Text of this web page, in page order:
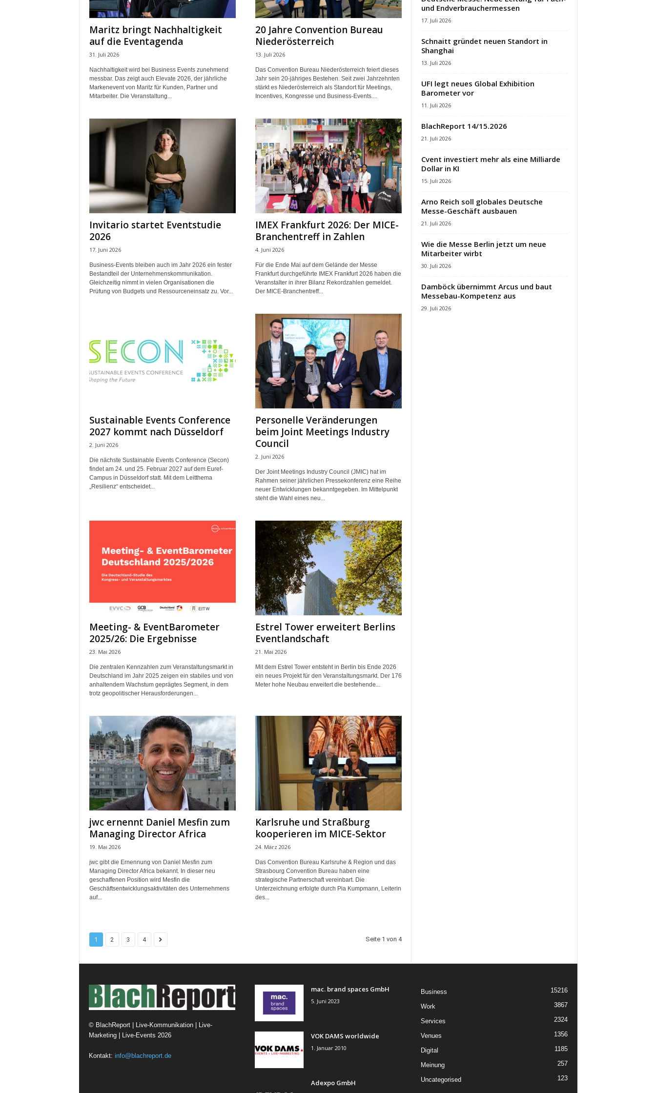
Maritz bringt Nachhaltigkeit
auf die Eventagenda
31. Juli 2026
Nachhaltigkeit wird bei Business Events zunehmend
messbar. Das zeigt auch Elevate 2026, der jährliche
Markenevent von Maritz für Kunden, Partner und
Mitarbeiter. Die Veranstaltung...
20 Jahre Convention Bureau
Niederösterreich
13. Juli 2026
Das Convention Bureau Niederösterreich feiert dieses
Jahr sein 20-jähriges Bestehen. Seit zwei Jahrzehnten
stärkt es Niederösterreich als Standort für Meetings,
Incentives, Kongresse und Business-Events....
Invitario startet Eventstudie
2026
17. Juni 2026
Business-Events bleiben auch im Jahr 2026 ein fester
Bestandteil der Unternehmenskommunikation.
Gleichzeitig nimmt in vielen Organisationen die
Prüfung von Budgets und Ressourceneinsatz zu. Vor...
IMEX Frankfurt 2026: Der MICE-
Branchentreff in Zahlen
4. Juni 2026
Für die Ende Mai auf dem Gelände der Messe
Frankfurt durchgeführte IMEX Frankfurt 2026 haben die
Veranstalter in ihrer Bilanz Rekordzahlen gemeldet.
Der MICE-Branchentreff...
Sustainable Events Conference
2027 kommt nach Düsseldorf
2. Juni 2026
Die nächste Sustainable Events Conference (Secon)
findet am 24. und 25. Februar 2027 auf dem Euref-
Campus in Düsseldorf statt. Mit dem Leitthema
„Resilienz“ entscheidet...
Personelle Veränderungen
beim Joint Meetings Industry
Council
2. Juni 2026
Der Joint Meetings Industry Council (JMIC) hat im
Rahmen seiner jährlichen Pressekonferenz eine Reihe
neuer Entwicklungen bekanntgegeben. Im Mittelpunkt
steht die Wahl eines neu...
Meeting- & EventBarometer
2025/26: Die Ergebnisse
23. Mai 2026
Die zentralen Kennzahlen zum Veranstaltungsmarkt in
Deutschland im Jahr 2025 zeigen ein stabiles und von
anhaltendem Wachstum geprägtes Segment, in dem
trotz geopolitischer Herausforderungen...
Estrel Tower erweitert Berlins
Eventlandschaft
21. Mai 2026
Mit dem Estrel Tower entsteht in Berlin bis Ende 2026
ein neues Projekt für den Veranstaltungsmarkt. Der 176
Meter hohe Neubau erweitert die bestehende...
jwc ernennt Daniel Mesfin zum
Managing Director Africa
19. Mai 2026
jwc gibt die Ernennung von Daniel Mesfin zum
Managing Director Africa bekannt. In dieser neu
geschaffenen Position wird Mesfin die
Geschäftsentwicklungsaktivitäten des Unternehmens
auf...
Karlsruhe und Straßburg
kooperieren im MICE-Sektor
24. März 2026
Das Convention Bureau Karlsruhe & Region und das
Strasbourg Convention Bureau haben eine
strategische Partnerschaft vereinbart. Die
Unterzeichnung erfolgte durch Pia Kumpmann, Leiterin
des...
1 2 3 4 Seite 1 von 4
und Endverbrauchermessen
17. Juli 2026
Schnaitt gründet neuen Standort in
Shanghai
13. Juli 2026
UFI legt neues Global Exhibition
Barometer vor
11. Juli 2026
BlachReport 14/15.2026
21. Juli 2026
Cvent investiert mehr als eine Milliarde
Dollar in KI
15. Juli 2026
Arno Reich soll globales Deutsche
Messe-Geschäft ausbauen
21. Juli 2026
Wie die Messe Berlin jetzt um neue
Mitarbeiter wirbt
30. Juli 2026
Damböck übernimmt Arcus und baut
Messebau-Kompetenz aus
29. Juli 2026
© BlachReport | Live-Kommunikation | Live-
Marketing | Live-Events 2026
Kontakt: info@blachreport.de
mac. brand spaces GmbH
5. Juni 2023
VOK DAMS worldwide
1. Januar 2010
Adexpo GmbH
Business 15216
Work 3867
Services 2324
Venues 1356
Digital 1185
Meinung 257
Uncategorised 123